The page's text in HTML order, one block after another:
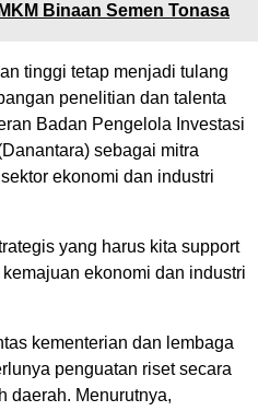
Binaan Semen Tonasa
tinggi tetap menjadi tulang
penelitian dan talenta
Badan Pengelola Investasi
sebagai mitra
ekonomi dan industri
yang harus kita support
ekonomi dan industri
kementerian dan lembaga
penguatan riset secara
daerah. Menurutnya,